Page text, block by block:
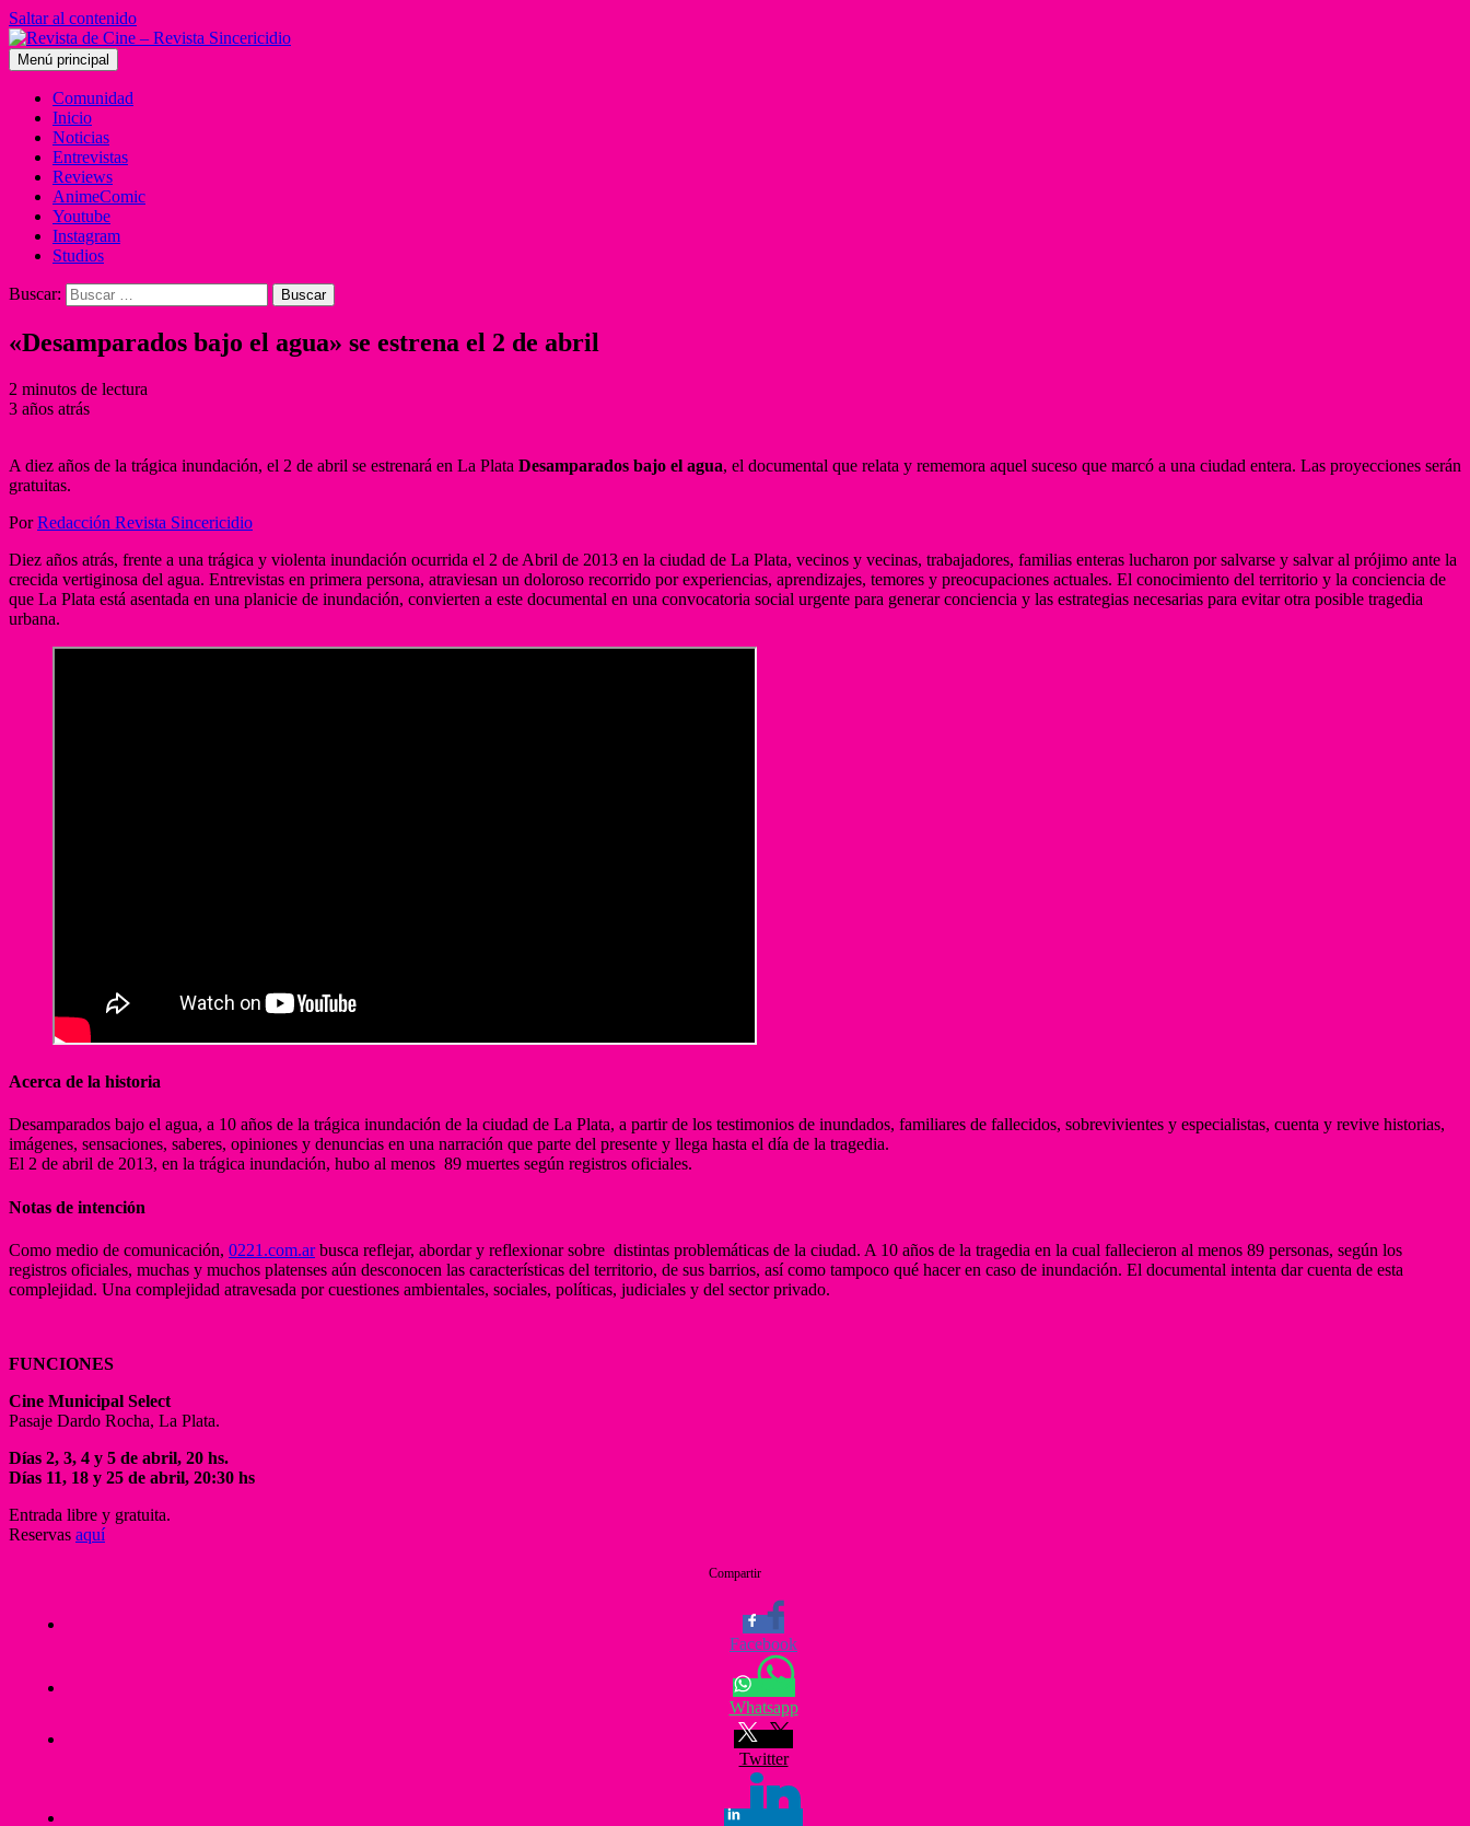
Saltar al contenido
Menú principal
Comunidad
Inicio
Noticias
Entrevistas
Reviews
AnimeComic
Youtube
Instagram
Studios
Buscar:
«Desamparados bajo el agua» se estrena el 2 de abril
2 minutos de lectura
3 años atrás
A diez años de la trágica inundación, el 2 de abril se estrenará en La Plata Desamparados bajo el agua, el documental que relata y rememora aquel suceso que marcó a una ciudad entera. Las proyecciones serán
gratuitas.
PorRedacción Revista Sincericidio
Diez años atrás, frente a una trágica y violenta inundación ocurrida el 2 de Abril de 2013 en la ciudad de La Plata, vecinos y vecinas, trabajadores, familias enteras lucharon por salvarse y salvar al prójimo ante la
crecida vertiginosa del agua. Entrevistas en primera persona, atraviesan un doloroso recorrido por experiencias, aprendizajes, temores y preocupaciones actuales. El conocimiento del territorio y la conciencia de
que La Plata está asentada en una planicie de inundación, convierten a este documental en una convocatoria social urgente para generar conciencia y las estrategias necesarias para evitar otra posible tragedia
urbana.
Acerca de la historia
Desamparados bajo el agua, a 10 años de la trágica inundación de la ciudad de La Plata, a partir de los testimonios de inundados, familiares de fallecidos, sobrevivientes y especialistas, cuenta y revive historias,
imágenes, sensaciones, saberes, opiniones y denuncias en una narración que parte del presente y llega hasta el día de la tragedia.
El 2 de abril de 2013, en la trágica inundación, hubo al menos 89 muertes según registros oficiales.
Notas de intención
Como medio de comunicación, 0221.com.arbusca reflejar, abordar y reflexionar sobre distintas problemáticas de la ciudad. A 10 años de la tragedia en la cual fallecieron al menos 89 personas, según los
registros oficiales, muchas y muchos platenses aún desconocen las características del territorio, de sus barrios, así como tampoco qué hacer en caso de inundación. El documental intenta dar cuenta de esta
complejidad. Una complejidad atravesada por cuestiones ambientales, sociales, políticas, judiciales y del sector privado.
FUNCIONES
Cine Municipal Select
Pasaje Dardo Rocha, La Plata.
Días 2, 3, 4 y 5 de abril, 20 hs.
Días 11, 18 y 25 de abril, 20:30 hs
Entrada libre y gratuita.
Reservas aquí
Compartir
Facebook
Whatsapp
Twitter